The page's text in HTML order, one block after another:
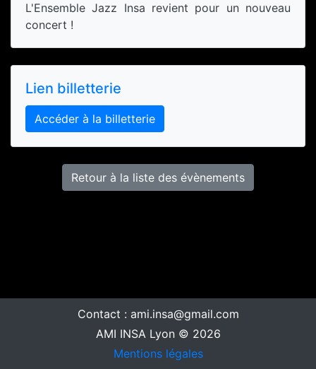
L'Ensemble Jazz Insa revient pour un nouveau
concert !
Lien billetterie
Accéder à la billetterie
Retour à la liste des évènements
Contact : ami.insa@gmail.com
AMI INSA Lyon © 2026
Mentions légales